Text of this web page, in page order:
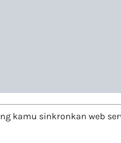
kamu sinkronkan web